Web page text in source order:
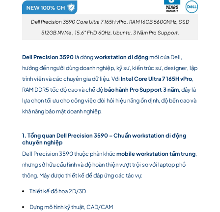
Dell Precision 3590 Core Ultra 7 165H vPro, RAM 16GB 5600MHz, SSD
512GB NVMe , 15.6″ FHD 60Hz, Ubuntu, 3 Năm Pro Support.
Dell Precision 3590là dòngworkstation di độngmới của Dell,
hướng đến người dùng doanh nghiệp, kỹ sư, kiến trúc sư, designer, lập
trình viên và các chuyên gia dữ liệu. Với Intel Core Ultra 7 165H vPro,
RAM DDR5 tốc độ cao và chế độbảo hành Pro Support 3 năm, đây là
lựa chọn tối ưu cho công việc đòi hỏi hiệu năng ổn định, độ bền cao và
khả năng bảo mật doanh nghiệp.
1. Tổng quan Dell Precision 3590 – Chuẩn workstation di động
chuyên nghiệp
Dell Precision 3590 thuộc phân khúc mobile workstation tầm trung,
nhưng sở hữu cấu hình và độ hoàn thiện vượt trội so với laptop phổ
thông. Máy được thiết kế để đáp ứng các tác vụ:
Thiết kế đồ họa 2D/3D
Dựng mô hình kỹ thuật, CAD/CAM